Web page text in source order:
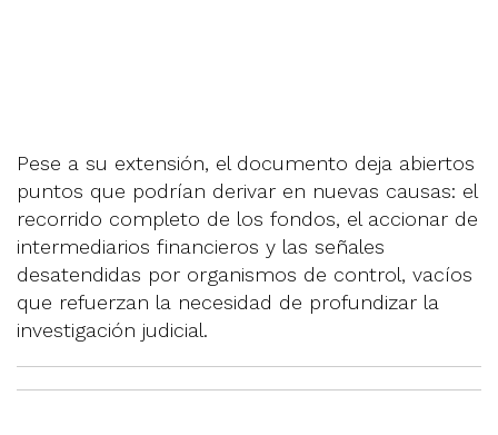
Pese a su extensión, el documento deja abiertos
puntos que podrían derivar en nuevas causas: el
recorrido completo de los fondos, el accionar de
intermediarios financieros y las señales
desatendidas por organismos de control, vacíos
que refuerzan la necesidad de profundizar la
investigación judicial.